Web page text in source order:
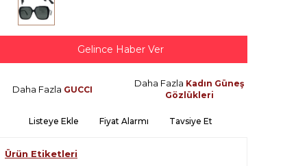
Gelince Haber Ver
Daha Fazla GUCCI
Daha Fazla Kadın Güneş
Gözlükleri
Listeye Ekle Fiyat Alarmı Tavsiye Et
Ürün Etiketleri